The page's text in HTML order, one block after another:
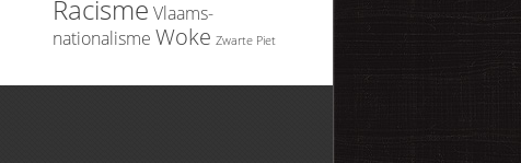
Racisme Vlaams-
nationalisme Woke Zwarte Piet